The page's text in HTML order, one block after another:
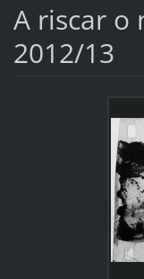
A riscar o
2012/13